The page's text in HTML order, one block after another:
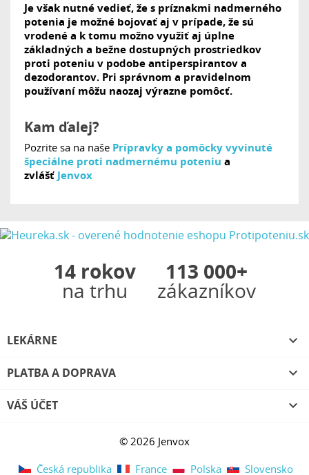
Je však nutné vedieť, že s príznakmi nadmerného
potenia je možné bojovať aj v prípade, že sú
vrodené a k tomu možno využiť aj úplne
základných a bežne dostupných prostriedkov
proti poteniu v podobe antiperspirantov a
dezodorantov. Pri správnom a pravidelnom
používaní môžu naozaj výrazne pomôcť.
Kam ďalej?
Pozrite sa na naše Prípravky a pomôcky vyvinuté
špeciálne proti nadmernému poteniu a
zvlášť Jenvox
14 rokov
na trhu
113 000+
zákazníkov
LEKÁRNE 
PLATBA A DOPRAVA 
VÁŠ ÚČET 
© 2026 Jenvox
Česká republika
France Polska Slovensko